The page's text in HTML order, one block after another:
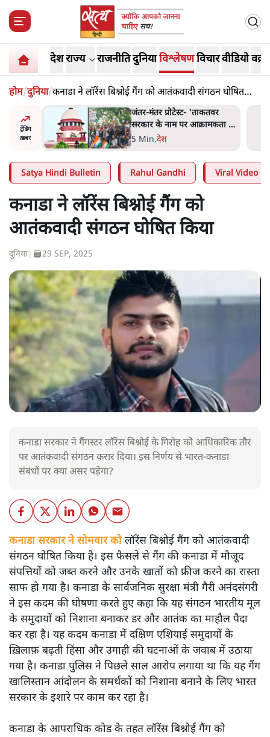
देशराज्य राजनीतिदुनियाविश्लेषणविचारवीडियो
होम/दुनिया/कनाडा ने लॉरेंस बिश्नोई गैंग को आतंकवादी संगठन घोषित
किया
ट्रेंडिंग
ख़बर
से
जंतर-मंतर प्रोटेस्ट- 'ताकतवर
सरकार के नाम पर आक्रामकता न
दिखाए पुलिस, जेन जी को सुने':
5 Min.देश
Satya Hindi Bulletin Rahul Gandhi Viral Video
कनाडा ने लॉरेंस बिश्नोई गैंग को
आतंकवादी संगठन घोषित किया
दुनिया 29 SEP, 2025
कनाडा सरकार ने गैंगस्टर लॉरेंस बिश्नोई के गिरोह को आधिकारिक तौर
पर आतंकवादी संगठन करार दिया। इस निर्णय से भारत-कनाडा
संबंधों पर क्या असर पड़ेगा?
कनाडा सरकार ने सोमवार को लॉरेंस बिश्नोई गैंग को आतंकवादी
संगठन घोषित किया है। इस फैसले से गैंग की कनाडा में मौजूद
संपत्तियों को जब्त करने और उनके खातों को फ्रीज करने का रास्ता
साफ हो गया है। कनाडा के सार्वजनिक सुरक्षा मंत्री गैरी अनंदसंगरी
ने इस कदम की घोषणा करते हुए कहा कि यह संगठन भारतीय मूल
के समुदायों को निशाना बनाकर डर और आतंक का माहौल पैदा
कर रहा है। यह कदम कनाडा में दक्षिण एशियाई समुदायों के
ख़िलाफ़ बढ़ती हिंसा और उगाही की घटनाओं के जवाब में उठाया
गया है। कनाडा पुलिस ने पिछले साल आरोप लगाया था कि यह गैंग
खालिस्तान आंदोलन के समर्थकों को निशाना बनाने के लिए भारत
सरकार के इशारे पर काम कर रहा है।
कनाडा के आपराधिक कोड के तहत लॉरेंस बिश्नोई गैंग को